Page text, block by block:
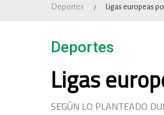
Deportes / Ligas europeas
Deportes
Ligas
SEGÚN LO PLANTEADO